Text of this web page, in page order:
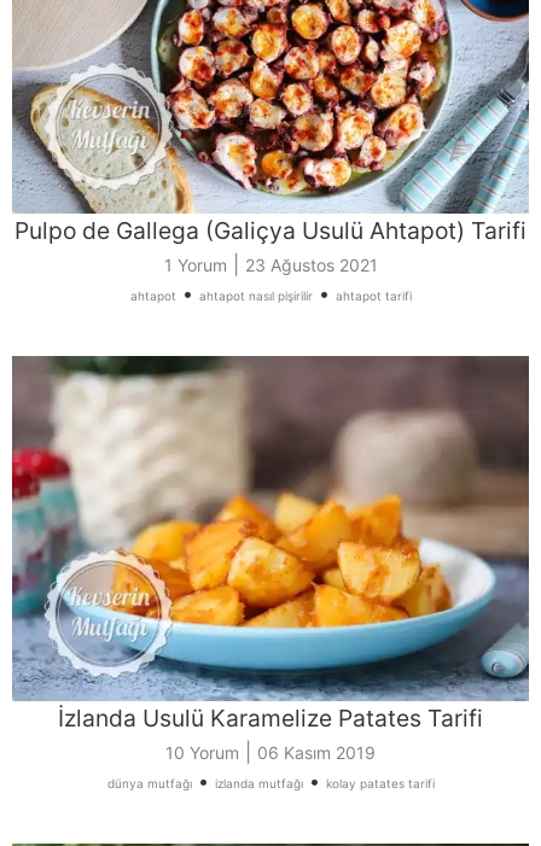
Pulpo de Gallega (Galiçya Usulü Ahtapot) Tarifi
1 Yorum 23 Ağustos 2021
ahtapot • ahtapot nasıl pişirilir• ahtapot tarifi
İzlanda Usulü Karamelize Patates Tarifi
10 Yorum 06 Kasım 2019
dünya mutfağı• izlanda mutfağı• kolay patates tarifi